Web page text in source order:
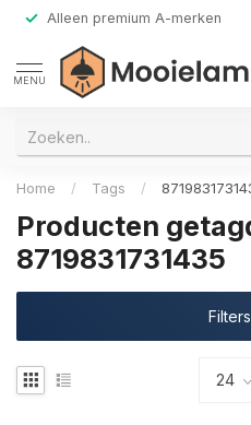
Alleen premium A-merken
MENU
Home / Tags /
Producten
8719831731435
Filters